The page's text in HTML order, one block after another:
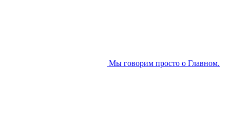
Мы говорим просто о Главном.